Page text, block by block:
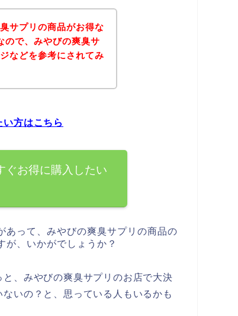
サプリの商品がお得な
ので、みやびの爽臭サ
などを参考にされてみ
方はこちら
ぐお得に購入したい
あって、みやびの爽臭サプリの商品の
が、いかがでしょうか？
、みやびの爽臭サプリのお店で大決
いの？と、思っている人もいるかも